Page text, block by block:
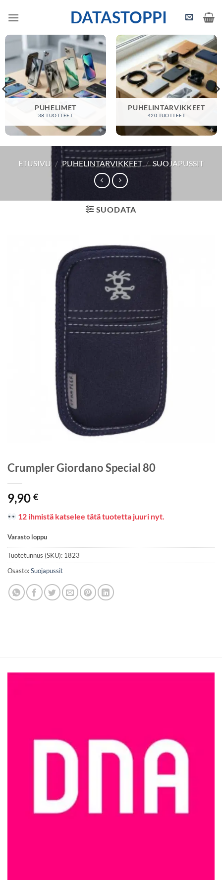
DATASTOPPI
PUHELIMET
38 TUOTTEET
PUHELINTARVIKKEET
420 TUOTTEET
ETUSIVU / PUHELINTARVIKKEET / SUOJAPUSSIT
SUODATA
Crumpler Giordano Special 80
9,90 €
12 ihmistä katselee tätä tuotetta juuri nyt.
Varasto loppu
Tuotetunnus (SKU): 1823
Osasto:Suojapussit